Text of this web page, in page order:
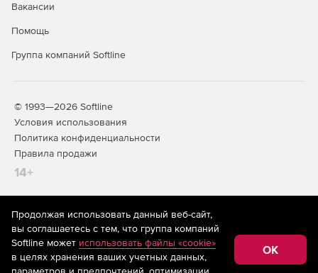
Вакансии
Помощь
Группа компаний Softline
© 1993—2026 Softline
Условия использования
Политика конфиденциальности
Правила продажи
14+
На информационном ресурсе store.softline.ru применяются
рекомендательные технологии(информационные технологии
предоставления информации на основе сбора,
систематизации и анализа сведений, относящихся к
предпочтениям пользователей сети «Интернет»,
Продолжая использовать данный веб-сайт,
вы соглашаетесь с тем, что группа компаний
Softline может использовать файлы «cookie»
в целях хранения ваших учетных данных,
OK